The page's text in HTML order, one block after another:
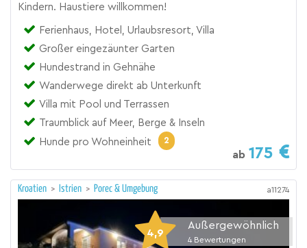
Kindern. Haustiere willkommen!
Ferienhaus, Hotel, Urlaubsresort, Villa
Großer eingezäunter Garten
Hundestrand in Gehnähe
Wanderwege direkt ab Unterkunft
Villa mit Pool und Terrassen
Traumblick auf Meer, Berge & Inseln
Hunde pro Wohneinheit
2
ab 175
Kroatien > Istrien > Porec & Umgebung a11274
4,9
Außergewöhnlich
4 Bewertungen